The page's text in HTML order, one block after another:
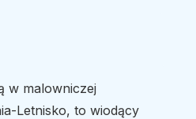
w malowniczej
Letnisko, to wiodący